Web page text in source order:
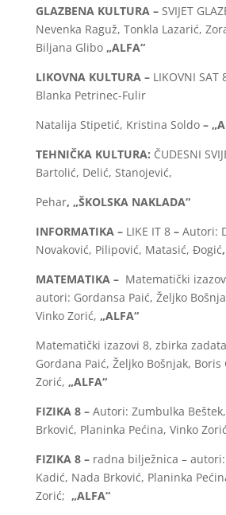
GLAZBENA KULTURA – SVIJET
Nevenka Raguž, Tonkla Lazarić,
Biljana Glibo „ALFA“
LIKOVNA KULTURA – LIKOVNI SAT
Blanka Petrinec-Fulir
Natalija Stipetić, Kristina Soldo –
TEHNIČKA KULTURA: ČUDESNI
Bartolić, Delić, Stanojević,
Pehar, „ŠKOLSKA NAKLADA“
INFORMATIKA – LIKE IT 8– Autori:
Novaković, Pilipović, Matasić, Đogić
MATEMATIKA – Matematički
autori: Gordansa Paić, Željko
Vinko Zorić, „ALFA“
Matematički izazovi 8, zbirka
Gordana Paić, Željko Bošnjak, Boris
Zorić, „ALFA“
FIZIKA 8 – Autori: Zumbulka
Brković, Planinka Pećina, Vinko
FIZIKA 8 –radna bilježnica –
Kadić, Nada Brković, Planinka
Zorić; „ALFA“